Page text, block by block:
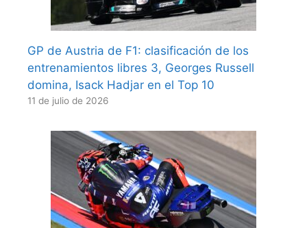
GP de Austria de F1: clasificación de los
entrenamientos libres 3, Georges Russell
domina, Isack Hadjar en el Top 10
11 de julio de 2026